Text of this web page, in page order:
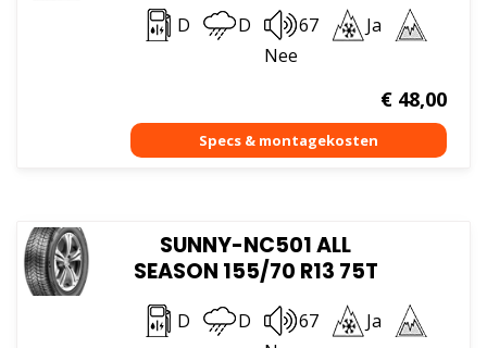
D D 67
Ja
Nee
€48,00
SUNNY-NC501 ALL
SEASON 155/70 R13 75T
D D 67
Ja